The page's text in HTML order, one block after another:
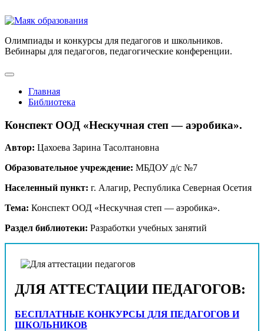
Олимпиады и конкурсы для педагогов и школьников.
Вебинары для педагогов, педагогические конференции.
Главная
Библиотека
Конспект ООД «Нескучная степ — аэробика».
Автор: Цахоева Зарина Тасолтановна
Образовательное учреждение: МБДОУ д/с №7
Населенный пункт: г. Алагир, Республика Северная Осетия
Тема: Конспект ООД «Нескучная степ — аэробика».
Раздел библиотеки: Разработки учебных занятий
ДЛЯ АТТЕСТАЦИИ ПЕДАГОГОВ:
БЕСПЛАТНЫЕ КОНКУРСЫ ДЛЯ ПЕДАГОГОВ И
ШКОЛЬНИКОВ